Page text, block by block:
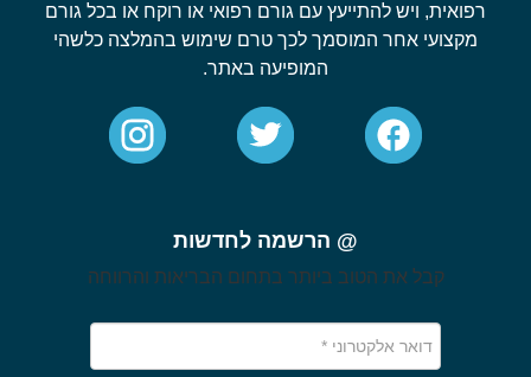
רפואית, ויש להתייעץ עם גורם רפואי או רוקח או בכל גורם
מקצועי אחר המוסמך לכך טרם שימוש בהמלצה כלשהי
המופיעה באתר.
@ הרשמה לחדשות
קבל את הטוב ביותר בתחום הבריאות והרווחה